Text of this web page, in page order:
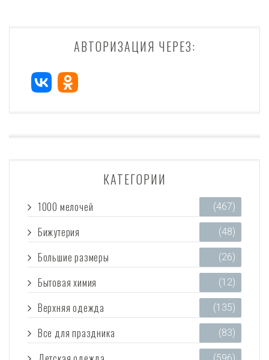
АВТОРИЗАЦИЯ ЧЕРЕЗ:
КАТЕГОРИИ
1000 мелочей (467)
Бижутерия (48)
Большие размеры (26)
Бытовая химия (12)
Верхняя одежда (135)
Все для праздника (83)